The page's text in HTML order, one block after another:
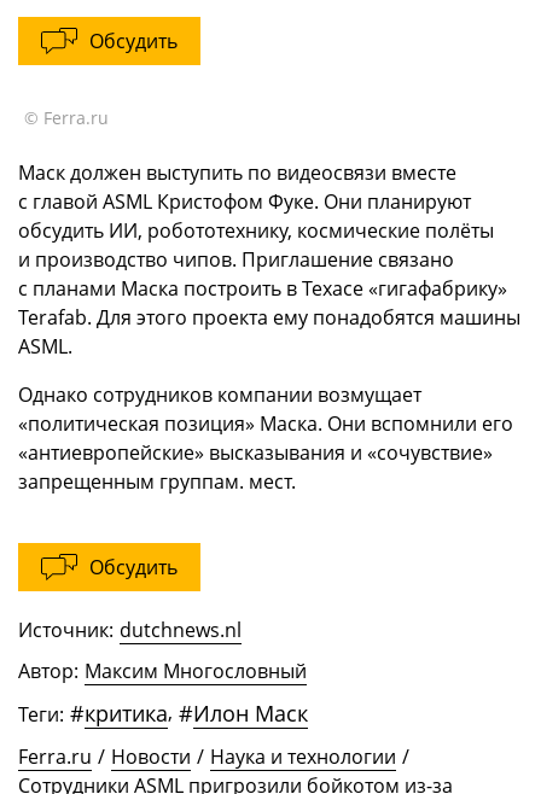
Обсудить
© Ferra.ru
Маск должен выступить по видеосвязи вместе
с главой ASML Кристофом Фуке. Они планируют
обсудить ИИ, робототехнику, космические полёты
и производство чипов. Приглашение связано
с планами Маска построить в Техасе «гигафабрику»
Terafab. Для этого проекта ему понадобятся машины
ASML.
Однако сотрудников компании возмущает
«политическая позиция» Маска. Они вспомнили его
«антиевропейские» высказывания и «сочувствие»
запрещенным группам. мест.
Обсудить
Источник: dutchnews.nl
Автор: Максим Многословный
Теги: #критика, #Илон Маск
Ferra.ru / Новости / Наука и технологии /
Сотрудники ASML пригрозили бойкотом из-за